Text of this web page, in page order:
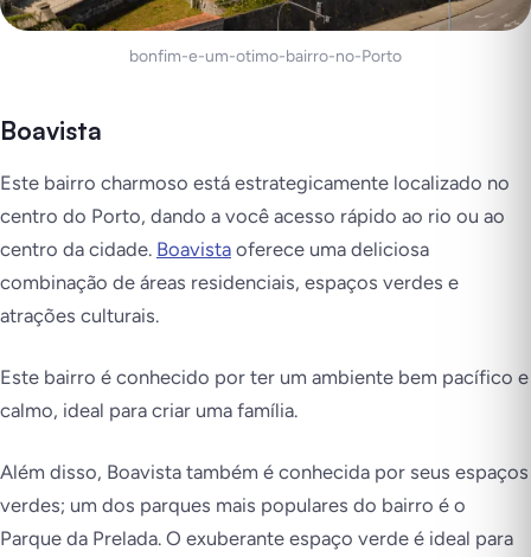
bonfim-e-um-otimo-bairro-no-Porto
Boavista
Este bairro charmoso está estrategicamente localizado no
centro do Porto, dando a você acesso rápido ao rio ou ao
centro da cidade. Boavista oferece uma deliciosa
combinação de áreas residenciais, espaços verdes e
atrações culturais.
Este bairro é conhecido por ter um ambiente bem pacífico e
calmo, ideal para criar uma família.
Além disso, Boavista também é conhecida por seus espaços
verdes; um dos parques mais populares do bairro é o
Parque da Prelada. O exuberante espaço verde é ideal para